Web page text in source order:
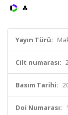
Yayın Türü:
Cilt numarası:
Basım Tarihi:
Doi Numarası: